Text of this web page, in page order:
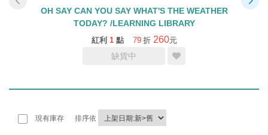
OH SAY CAN YOU SAY WHAT'S THE WEATHER
TODAY? /LEARNING LIBRARY
紅利 1 點 79 折 260元
缺貨中
現有庫存 排序依